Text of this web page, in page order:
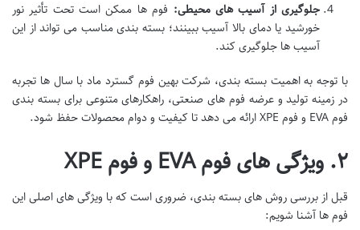
جلوگیری از آسیب های محیطی: فوم ها ممکن است تحت تأثیر نور
خورشید یا دمای بالا آسیب ببینند؛ بسته بندی مناسب می تواند از این
آسیب ها جلوگیری کند.
با توجه به اهمیت بسته بندی، شرکت بهین فوم گسترد ماد با سال ها تجربه
در زمینه تولید و عرضه فوم های صنعتی، راهکارهای متنوعی برای بسته بندی
فوم EVA و فوم XPE ارائه می دهد تا کیفیت و دوام محصولات حفظ شود.
۲. ویژگی های فوم EVA و فوم XPE
قبل از بررسی روش های بسته بندی، ضروری است که با ویژگی های اصلی این
فوم ها آشنا شویم: